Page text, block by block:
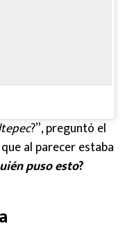
?”, preguntó el
al parecer estaba
puso esto?